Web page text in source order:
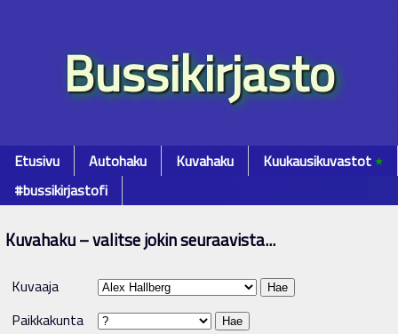
Bussikirjasto
Etusivu Autohaku Kuvahaku Kuukausikuvastot٭
#bussikirjastofi
Kuvahaku – valitse jokin seuraavista...
Kuvaaja
Paikkakunta